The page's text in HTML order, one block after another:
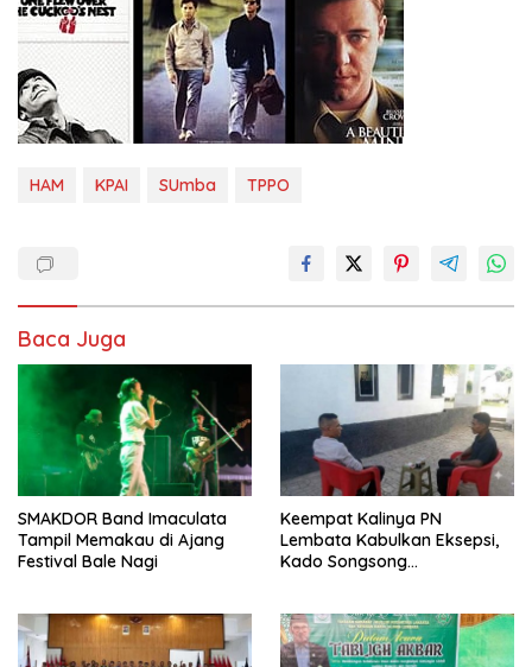
HAM KPAI SUmba TPPO
Baca Juga
SMAKDOR Band Imaculata
Tampil Memakau di Ajang
Festival Bale Nagi
Keempat Kalinya PN
Lembata Kabulkan Eksepsi,
Kado Songsong